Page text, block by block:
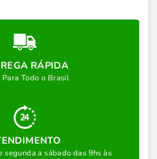
RÁPIDA
Para Todo o Brasil
segunda a sábado das 9hs às